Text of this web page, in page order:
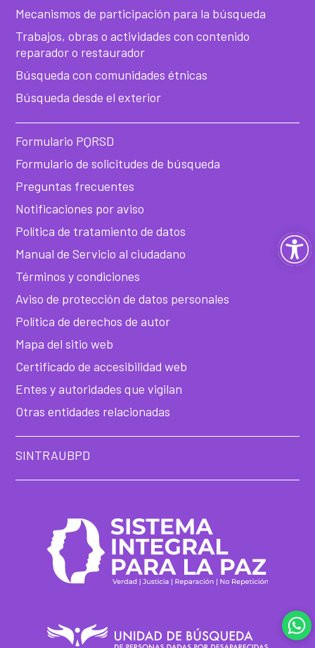
Mecanismos de participación para la búsqueda
Trabajos, obras o actividades con contenido
reparador o restaurador
Búsqueda con comunidades étnicas
Búsqueda desde el exterior
Formulario PQRSD
Formulario de solicitudes de búsqueda
Preguntas frecuentes
Notificaciones por aviso
Política de tratamiento de datos
Manual de Servicio al ciudadano
Términos y condiciones
Aviso de protección de datos personales
Política de derechos de autor
Mapa del sitio web
Certificado de accesibilidad web
Entes y autoridades que vigilan
Otras entidades relacionadas
SINTRAUBPD